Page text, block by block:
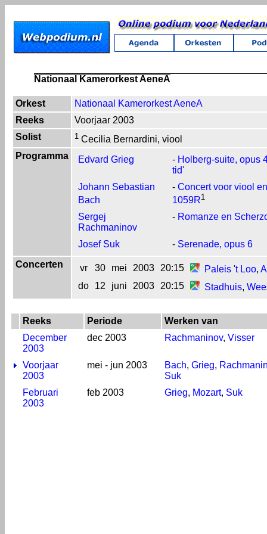
Nationaal Kamerorkest AeneA
Orkest
Nationaal Kamerorkest AeneA
Reeks
Voorjaar 2003
Solist
1 Cecilia Bernardini, viool
Programma
Edvard Grieg - Holberg-suite, opus
tid'
Johann Sebastian
Bach
- Concert voor viool
1059R1
Sergej
Rachmaninov
- Romanze en
Josef Suk - Serenade, opus 6
Concerten
vr 30 mei 2003 20:15 Paleis 't Loo,
do
12 juni 2003 20:15 Stadhuis,
Reeks Periode
Werken van
December
2003
dec 2003 Rachmaninov, Visser
Voorjaar
2003
mei - jun 2003 Bach, Grieg,
Suk
Februari
2003
feb 2003 Grieg, Mozart, Suk